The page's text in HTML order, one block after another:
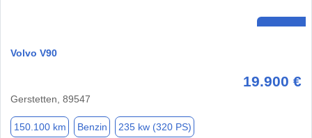
Volvo V90
19.900 €
Gerstetten, 89547
150.100 km Benzin 235 kw (320 PS)